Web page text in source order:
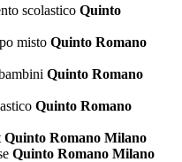
scolastico Quinto
misto Quinto Romano
Quinto Romano
Quinto Romano
Quinto Romano Milano
Quinto Romano Milano